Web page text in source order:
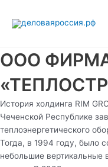
ООО
История холдинга RIM
Чеченской Республике
теплоэнергетического
Тогда, в 1994 году, было
небольшие вертикальные